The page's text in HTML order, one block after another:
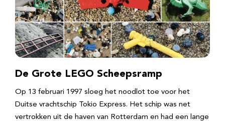
De Grote LEGO Scheepsramp
Op 13 februari 1997 sloeg het noodlot toe voor het
Duitse vrachtschip Tokio Express. Het schip was net
vertrokken uit de haven van Rotterdam en had een lange